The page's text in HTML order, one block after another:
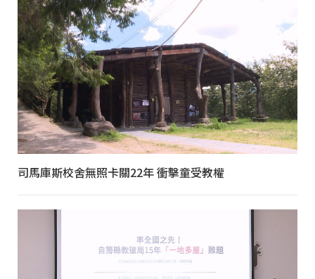
司馬庫斯校舍無照卡關22年 衝擊童受教權